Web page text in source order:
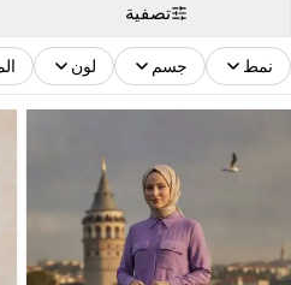
تصفية
نمط جسم لون